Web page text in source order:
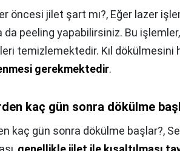
öncesi jilet şart mı?, Eğer lazer
da peeling yapabilirsiniz. Bu işlemler,
temizlemektedir. Kıl dökülmesini
gerekmektedir.
kaç gün sonra dökülme
kaç gün sonra dökülme başlar?,